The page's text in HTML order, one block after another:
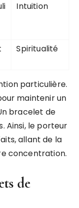
Intuition
Spiritualité
particulière.
maintenir un
bracelet de
Ainsi, le porteur
allant de la
concentration.
de